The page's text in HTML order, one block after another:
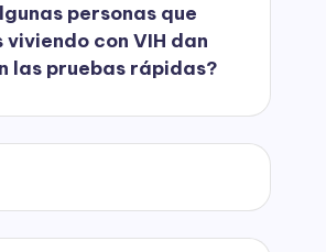
personas que
viviendo con VIH dan
las pruebas rápidas?